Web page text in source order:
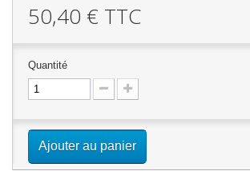
50,40 € TTC
Quantité
Ajouter au panier